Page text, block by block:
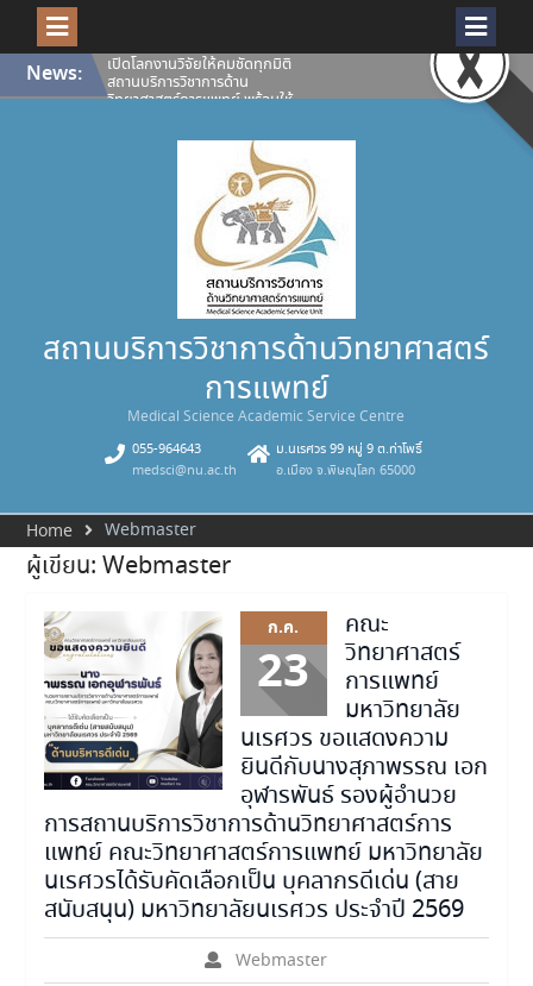
Skip
content
News: เปิดโลกงานวิจัยให้คมชัดทุกมิติ
สถานบริการวิชาการด้าน
วิทยาศาสตร์การแพทย์ พร้อมให้
ชนิดแสงส่องกราดด้วยเลเซอร์
Confocal Microscope (ZEISS
LSM 900 with Airyscan 2)
คณะวิทยาศาสตร์การแพทย์
มหาวิทยาลัยนเรศวร ขอแสดงความ
ยินดีกับนางสุภาพรรณ เอกอุฬาร
พันธ์ รองผู้อำนวยการสถานบริการ
วิชาการด้านวิทยาศาสตร์การแพทย์
คณะวิทยาศาสตร์การแพทย์
มหาวิทยาลัยนเรศวรได้รับคัดเลือก
เป็น บุคลากรดีเด่น (สายสนับสนุน)
มหาวิทยาลัยนเรศวร ประจำปี 2569
ประชาสัมพันธ์ผู้ใช้บริการสถาน
นิสิตและผู้ช่วยนักวิจัย กรุณาลง
ทะเบียนเพื่อยืนยันสิทธิ์ผู้ใช้บริการ
ห้องปฏิบัติการและเครื่องมือ
วิทยาศาสตร์ สถานบริการวิชาการ
ด้านวิทยาศาสตร์การแพทย์ ประจำปี
การศึกษา 2569
สถานบริการวิชาการด้านวิทยาศาสตร์
การแพทย์
Medical Science Academic Service Centre
055-964643
medsci@nu.ac.th
ม.นเรศวร 99 หมู่ 9 ต.ท่าโพธิ์
อ.เมือง จ.พิษณุโลก 65000
Home Webmaster
ผู้เขียน: Webmaster
ก.ค.
23
คณะ
วิทยาศาสตร์
การแพทย์
มหาวิทยาลัย
นเรศวร ขอแสดงความ
ยินดีกับนางสุภาพรรณ เอก
อุฬารพันธ์ รองผู้อำนวย
การสถานบริการวิชาการด้านวิทยาศาสตร์การ
แพทย์ คณะวิทยาศาสตร์การแพทย์ มหาวิทยาลัย
นเรศวรได้รับคัดเลือกเป็น บุคลากรดีเด่น (สาย
สนับสนุน) มหาวิทยาลัยนเรศวร ประจำปี 2569
Webmaster